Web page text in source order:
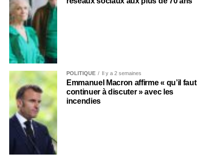
POLITIQUE Il y a 2 semaines
Emmanuel Macron affirme « qu’il faut
continuer à discuter » avec les
incendies